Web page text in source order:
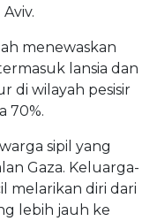
menewaskan
lansia dan
di wilayah pesisir
70%.
sipil yang
Gaza. Keluarga-
melarikan diri dari
lebih jauh ke